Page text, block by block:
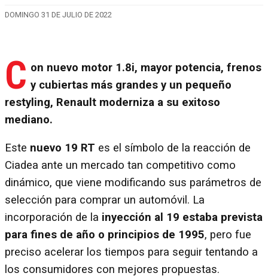
DOMINGO 31 DE JULIO DE 2022
C on nuevo motor 1.8i, mayor potencia, frenos
y cubiertas más grandes y un pequeño
restyling, Renault moderniza a su exitoso
mediano.
Este nuevo 19 RT es el símbolo de la reacción de
Ciadea ante un mercado tan competitivo como
dinámico, que viene modificando sus parámetros de
selección para comprar un automóvil. La
incorporación de la inyección al 19 estaba prevista
para fines de año o principios de 1995, pero fue
preciso acelerar los tiempos para seguir tentando a
los consumidores con mejores propuestas.